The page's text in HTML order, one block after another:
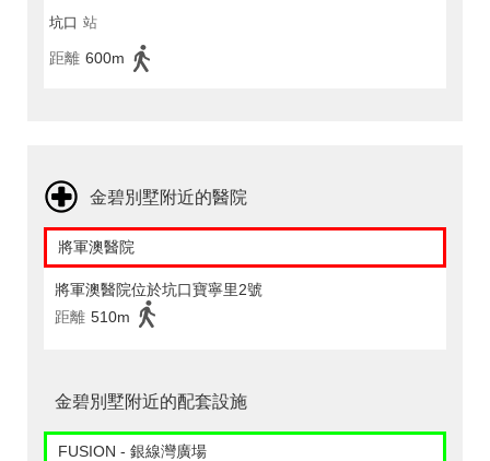
坑口 站
距離 600m
金碧別墅附近的醫院
將軍澳醫院
將軍澳醫院位於坑口寶寧里2號
距離 510m
金碧別墅附近的配套設施
FUSION - 銀線灣廣場